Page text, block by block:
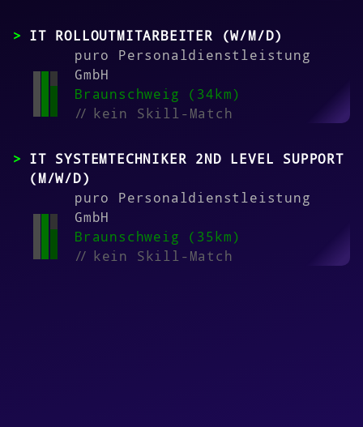
IT ROLLOUTMITARBEITER (W/M/D)
puro Personaldienstleistung
GmbH
Braunschweig (34km)
//kein Skill-Match
IT SYSTEMTECHNIKER 2ND LEVEL SUPPORT
(M/W/D)
puro Personaldienstleistung
GmbH
Braunschweig (35km)
//kein Skill-Match